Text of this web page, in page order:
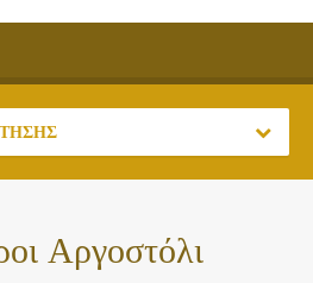
Αργοστόλι